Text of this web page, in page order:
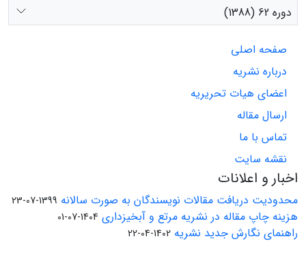
دوره 62 (1388)
صفحه اصلی
درباره نشریه
اعضای هیات تحریریه
ارسال مقاله
تماس با ما
نقشه سایت
اخبار و اعلانات
محدودیت دریافت مقالات نویسندگان به صورت سالانه 1399-07-23
هزینه چاپ مقاله در نشریه مرتع و آبخیزداری 1404-07-01
راهنمای نگارش جدید نشریه 1402-04-22